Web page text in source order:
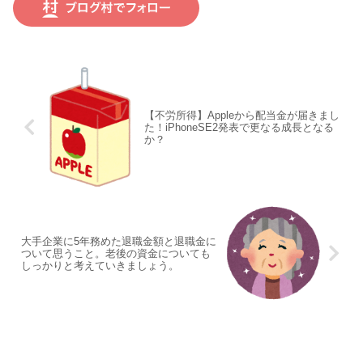
【不労所得】Appleから配当金が届きまし
た！iPhoneSE2発表で更なる成長となる
か？
大手企業に5年務めた退職金額と退職金に
ついて思うこと。老後の資金についても
しっかりと考えていきましょう。